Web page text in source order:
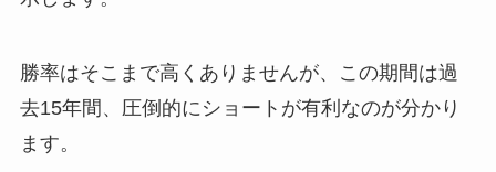
勝率はそこまで高くありませんが、この期間は過
去15年間、圧倒的にショートが有利なのが分かり
ます。